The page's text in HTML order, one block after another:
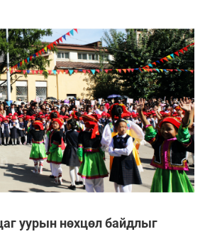
уурын нөхцөл байдлыг